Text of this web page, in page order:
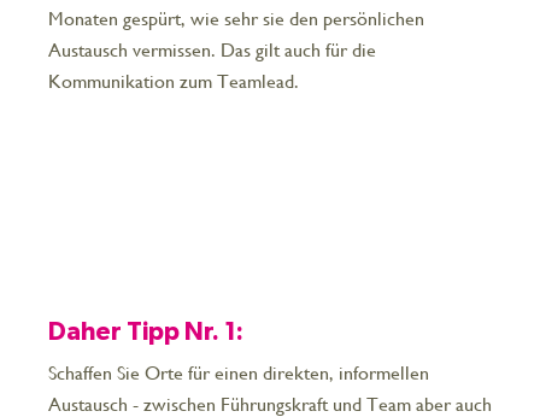
Monaten gespürt, wie sehr sie den persönlichen
Austausch vermissen. Das gilt auch für die
Kommunikation zum Teamlead.
Daher Tipp Nr. 1:
Schaffen Sie Orte für einen direkten, informellen
Austausch - zwischen Führungskraft und Team aber auch